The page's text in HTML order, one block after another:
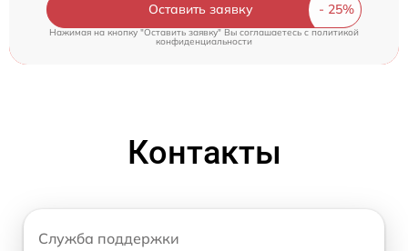
Оставить заявку
Нажимая на кнопку "Оставить заявку" Вы соглашаетесь c политикой
конфиденциальности
Контакты
Служба поддержки